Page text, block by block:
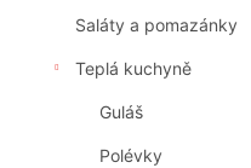
Saláty a pomazánky
Teplá kuchyně
Guláš
Polévky